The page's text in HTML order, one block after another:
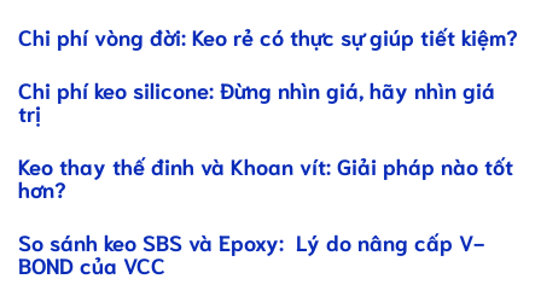
Chi phí vòng đời: Keo rẻ có thực sự giúp tiết kiệm?
Chi phí keo silicone: Đừng nhìn giá, hãy nhìn giá
trị
Keo thay thế đinh và Khoan vít: Giải pháp nào tốt
hơn?
So sánh keo SBS và Epoxy: Lý do nâng cấp V-
BOND của VCC